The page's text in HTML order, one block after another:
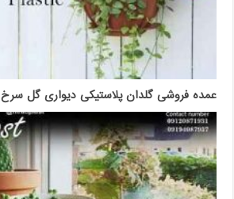
عمده فروشی گلدان پلاستیکی دیواری گل سرخ